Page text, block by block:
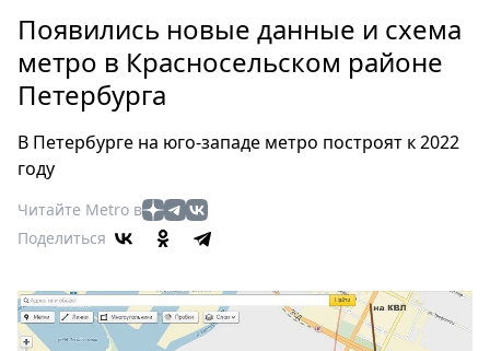
Россия
Мир
Здоровье
Туризм
Театр
Кино
Книги
Выставки
Появились новые данные и схема
метро в Красносельском районе
Петербурга
В Петербурге на юго-западе метро построят к 2022
году
Читайте Metro в
Поделиться